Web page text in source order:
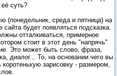
суть?
(понедельник, среда и пятница) на
сайта будет появляться подсказка.
отталкиваться, примерное
стоит в этот день "напрячь"
Это может быть слово, фраза,
диалог... То, на основании чего вы
зарисовку - размером,